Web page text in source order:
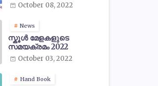
- 02October 08, 2022
News
സ്കൂൾ മേളകളുടെ
സമയക്രമം 2022
October 03, 2022
Hand Book